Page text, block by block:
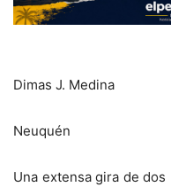
Dimas J. Medina
Neuquén
Una extensa gira de